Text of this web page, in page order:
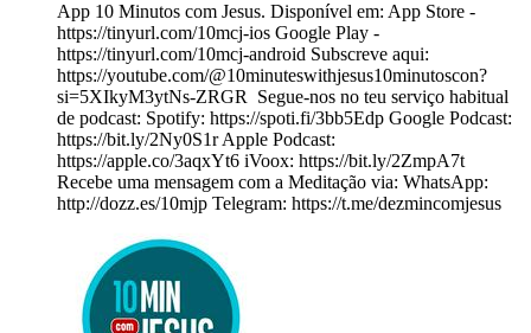
App 10 Minutos com Jesus. Disponível em: App Store -
https://tinyurl.com/10mcj-ios Google Play -
https://tinyurl.com/10mcj-android Subscreve aqui:
https://youtube.com/@10minuteswithjesus10minutoscon?
si=5XIkyM3ytNs-ZRGR ️ Segue-nos no teu serviço habitual
de podcast: Spotify: https://spoti.fi/3bb5Edp Google Podcast:
https://bit.ly/2Ny0S1r Apple Podcast:
https://apple.co/3aqxYt6 iVoox: https://bit.ly/2ZmpA7t
Recebe uma mensagem com a Meditação via: WhatsApp:
http://dozz.es/10mjp Telegram: https://t.me/dezmincomjesus